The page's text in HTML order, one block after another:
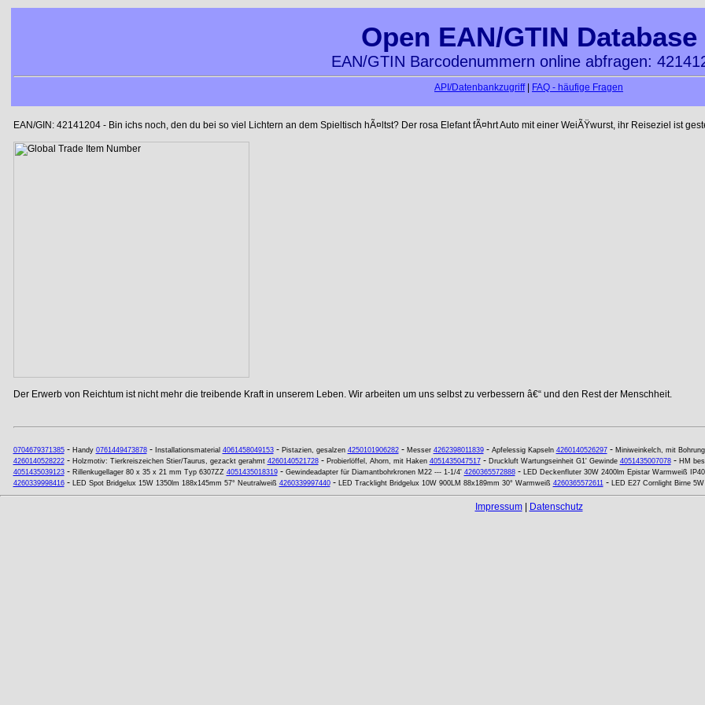
Open EAN/GTIN Database
EAN/GTIN Barcodenummern online abfragen:
API/Datenbankzugriff| FAQ - häufige Fragen
EAN/GIN: 42141204 - Bin ichs noch, den du bei so viel Lichtern an dem Spieltisch hÃ¤ltst? Der rosa Elefant fÃ¤hrt Auto mit einer WeiÃŸwurst, ihr Reiseziel ist
Der Erwerb von Reichtum ist nicht mehr die treibende Kraft in unserem Leben. Wir arbeiten um uns selbst zu verbessern â€“ und den Rest der Menschheit.
0704679371385- Handy 0761449473878- Installationsmaterial 4061458049153- Pistazien, gesalzen 4250101906282- Messer 4262398011839- Apfelessig Kapseln 4260140526297- Miniweinkelch, mit Bohrung
4260140528222- Holzmotiv: Tierkreiszeichen Stier/Taurus, gezackt gerahmt 4260140521728- Probierlöffel, Ahorn, mit Haken 4051435047517- Druckluft Wartungseinheit G1' Gewinde 4051435007078- HM
4051435039123- Rillenkugellager 80 x 35 x 21 mm Typ 6307ZZ 4051435018319- Gewindeadapter für Diamantbohrkronen M22 --- 1-1/4' 4260365572888- LED Deckenfluter 30W 2400lm Epistar Warmweiß IP40
4260339998416- LED Spot Bridgelux 15W 1350lm 188x145mm 57° Neutralweiß 4260339997440- LED Tracklight Bridgelux 10W 900LM 88x189mm 30° Warmweiß 4260365572611- LED E27 Cornlight Birne
Impressum| Datenschutz